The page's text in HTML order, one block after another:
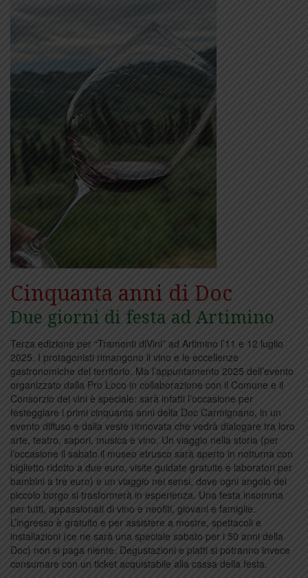
Cinquanta anni di Doc
Due giorni di festa ad Artimino
Terza edizione per “Tramonti diVini” ad Artimino l’11 e 12 luglio
2025. I protagonisti rimangono il vino e le eccellenze
gastronomiche del territorio. Ma l’appuntamento 2025 dell’evento
organizzato dalla Pro Loco in collaborazione con il Comune e il
Consorzio dei vini è speciale: sarà infatti l’occasione per
festeggiare i primi cinquanta anni della Doc Carmignano, in un
evento diffuso e dalla veste rinnovata che vedrà dialogare tra loro
arte, teatro, sapori, musica e vino. Un viaggio nella storia (per
l’occasione il sabato il museo etrusco sarà aperto in notturna con
biglietto ridotto a due euro, visite guidate gratuite e laboratori per
bambini a tre euro) e un viaggio nei sensi, dove ogni angolo del
piccolo borgo si trasformerà in esperienza. Una festa insomma
per tutti, appassionati di vino e neofiti, giovani e famiglie.
L’ingresso è gratuito e per assistere a mostre, spettacoli e
installazioni (ce ne sarà una speciale sabato per i 50 anni della
Doc) non si paga niente. Degustazioni e piatti si potranno invece
consumare con un ticket acquistabile alla cassa della festa.